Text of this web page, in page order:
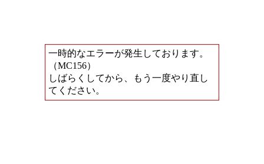
一時的なエラーが発生しております。
（MC156）
しばらくしてから、もう一度やり直し
てください。